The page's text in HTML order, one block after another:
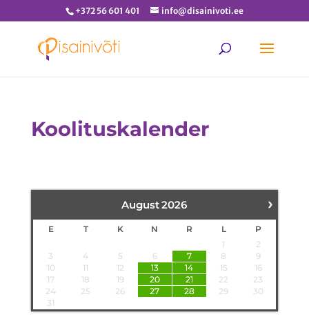
+372 56 601 401 info@disainivoti.ee
Koolituskalender
›
August2026
E T K N R L
P
1
2
3
4 5 6 7 8
9
10
11 12 13 14 15
16
17
18 19 20 21 22
23
24
25 26 27 28 29
30
31